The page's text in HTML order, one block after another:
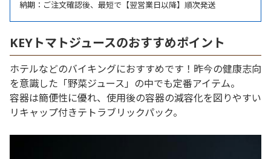
納期：ご注文確認後、最短で【翌営業日以降】順次発送
KEYトマトジュースのおすすめポイント
ホテルなどのバイキングにおすすめです！昨今の健康志向
を意識した「野菜ジュース」の中でも定番アイテム。
容器は簡便性に優れ、使用後の容器の減容化を図りやすい
リキャップ付きテトラブリックパック。